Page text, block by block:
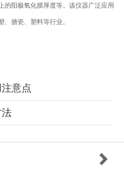
的阳极氧化膜厚度等。该仪器广泛应用
、搪瓷、塑料等行业。
意点